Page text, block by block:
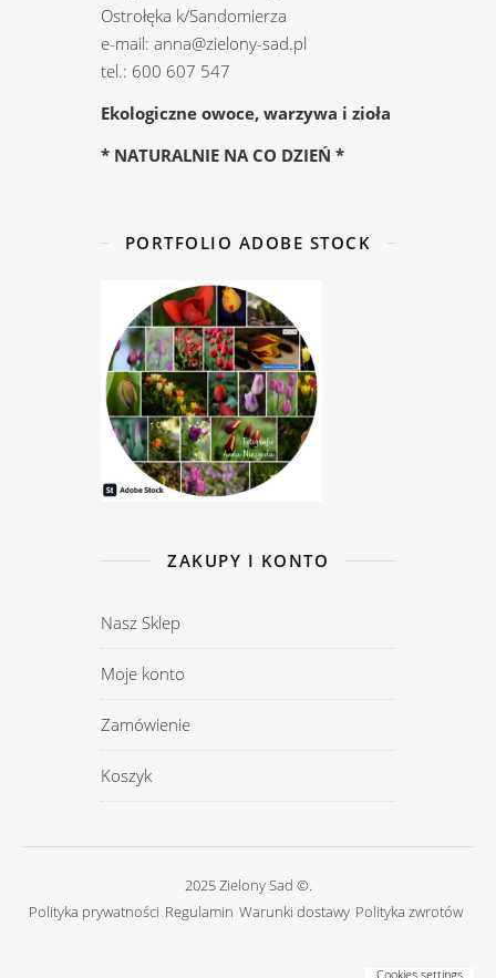
Ostrołęka k/Sandomierza
e-mail: anna@zielony-sad.pl
tel.: 600 607 547
Ekologiczne owoce, warzywa i zioła
* NATURALNIE NA CO DZIEŃ *
PORTFOLIO ADOBE STOCK
ZAKUPY I KONTO
Nasz Sklep
Moje konto
Zamówienie
Koszyk
2025 Zielony Sad ©.
Polityka prywatności Regulamin Warunki dostawy Polityka zwrotów
Cookies settings